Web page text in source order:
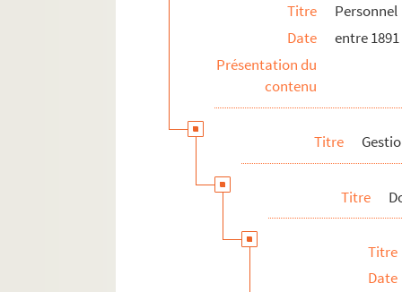
Titre
Personnel
Date
entre
Présentation du
contenu
Titre
Titre
Titre
Date